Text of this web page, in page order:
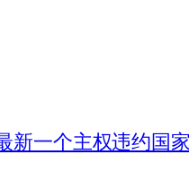
新一个主权违约国家